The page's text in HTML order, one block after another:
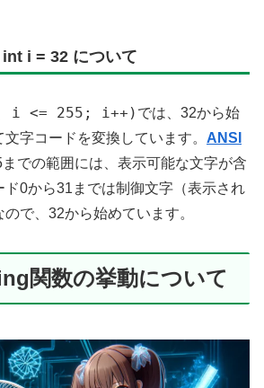
i = 32 について
<= 255; i++) では、32から始
字コードを変換しています。 ANSI
での範囲には、表示可能な文字が含
ド0から31までは制御文字（表示され
で、32から始めています。
関数の挙動について